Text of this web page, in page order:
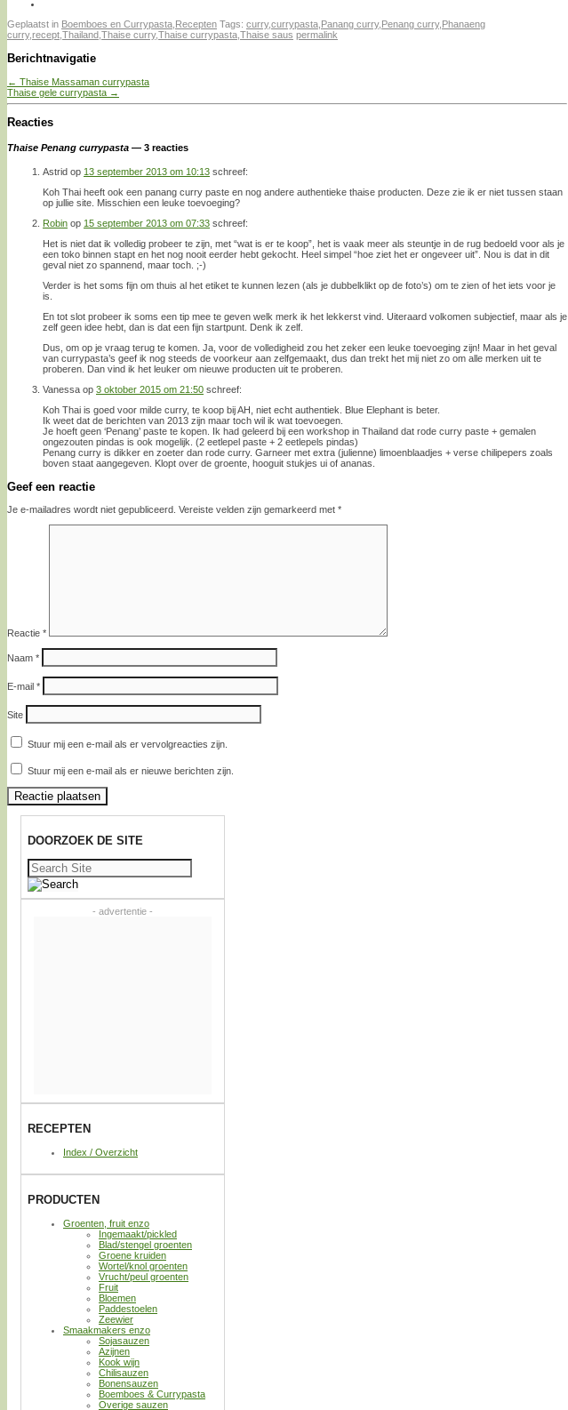
Geplaatst in Boemboes en Currypasta, Recepten Tags: curry,currypasta, Panang curry, Penang curry, Phanaeng
curry,recept,Thailand,Thaise curry,Thaise currypasta,Thaise saus permalink
Berichtnavigatie
← Thaise Massaman currypasta
Thaise gele currypasta →
Reacties
Thaise Penang currypasta — 3 reacties
Astrid op 13 september 2013 om 10:13 schreef:
Koh Thai heeft ook een panang curry paste en nog andere authentieke thaise producten. Deze zie ik er niet tussen staan
op jullie site. Misschien een leuke toevoeging?
Robin op 15 september 2013 om 07:33 schreef:
Het is niet dat ik volledig probeer te zijn, met “wat is er te koop”, het is vaak meer als steuntje in de rug bedoeld voor als je
een toko binnen stapt en het nog nooit eerder hebt gekocht. Heel simpel “hoe ziet het er ongeveer uit”. Nou is dat in dit
geval niet zo spannend, maar toch. ;-)
Verder is het soms fijn om thuis al het etiket te kunnen lezen (als je dubbelklikt op de foto’s) om te zien of het iets voor je
is.
En tot slot probeer ik soms een tip mee te geven welk merk ik het lekkerst vind. Uiteraard volkomen subjectief, maar als je
zelf geen idee hebt, dan is dat een fijn startpunt. Denk ik zelf.
Dus, om op je vraag terug te komen. Ja, voor de volledigheid zou het zeker een leuke toevoeging zijn! Maar in het geval
van currypasta’s geef ik nog steeds de voorkeur aan zelfgemaakt, dus dan trekt het mij niet zo om alle merken uit te
proberen. Dan vind ik het leuker om nieuwe producten uit te proberen.
Vanessa op 3 oktober 2015 om 21:50 schreef:
Koh Thai is goed voor milde curry, te koop bij AH, niet echt authentiek. Blue Elephant is beter.
Ik weet dat de berichten van 2013 zijn maar toch wil ik wat toevoegen.
Je hoeft geen ‘Penang’ paste te kopen. Ik had geleerd bij een workshop in Thailand dat rode curry paste + gemalen
ongezouten pindas is ook mogelijk. (2 eetlepel paste + 2 eetlepels pindas)
Penang curry is dikker en zoeter dan rode curry. Garneer met extra (julienne) limoenblaadjes + verse chilipepers zoals
boven staat aangegeven. Klopt over de groente, hooguit stukjes ui of ananas.
Geef een reactie
Je e-mailadres wordt niet gepubliceerd. Vereiste velden zijn gemarkeerd met *
Reactie *
Naam *
E-mail *
Site
Stuur mij een e-mail als er vervolgreacties zijn.
Stuur mij een e-mail als er nieuwe berichten zijn.
DOORZOEK DE SITE
Zoeken
naar:
- advertentie -
RECEPTEN
Index / Overzicht
PRODUCTEN
Groenten, fruit enzo
Ingemaakt/pickled
Blad/stengel groenten
Groene kruiden
Wortel/knol groenten
Vrucht/peul groenten
Fruit
Bloemen
Paddestoelen
Zeewier
Smaakmakers enzo
Sojasauzen
Azijnen
Kook wijn
Chilisauzen
Bonensauzen
Boemboes & Currypasta
Overige sauzen